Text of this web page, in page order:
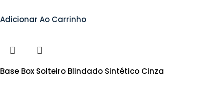
Adicionar Ao Carrinho
Base Box Solteiro Blindado Sintético Cinza